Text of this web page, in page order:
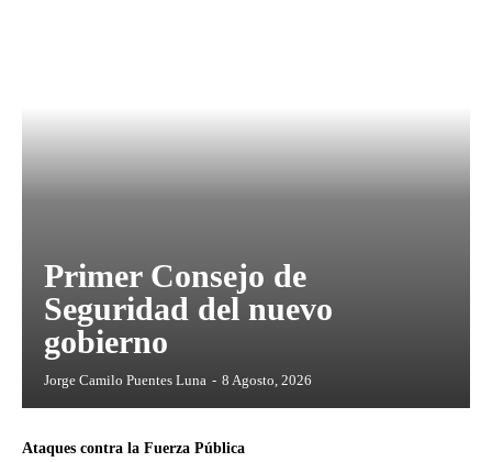
Primer Consejo de
Seguridad del nuevo
gobierno
Jorge Camilo Puentes Luna - 8 Agosto, 2026
Ataques contra la Fuerza Pública